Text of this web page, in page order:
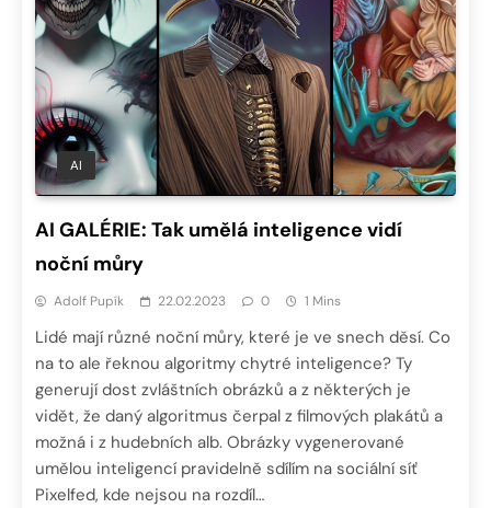
AI
AI GALÉRIE: Tak umělá inteligence vidí
noční můry
Adolf Pupík 22.02.2023 0 1 Mins
Lidé mají různé noční můry, které je ve snech děsí. Co
na to ale řeknou algoritmy chytré inteligence? Ty
generují dost zvláštních obrázků a z některých je
vidět, že daný algoritmus čerpal z filmových plakátů a
možná i z hudebních alb. Obrázky vygenerované
umělou inteligencí pravidelně sdílím na sociální síť
Pixelfed, kde nejsou na rozdíl…